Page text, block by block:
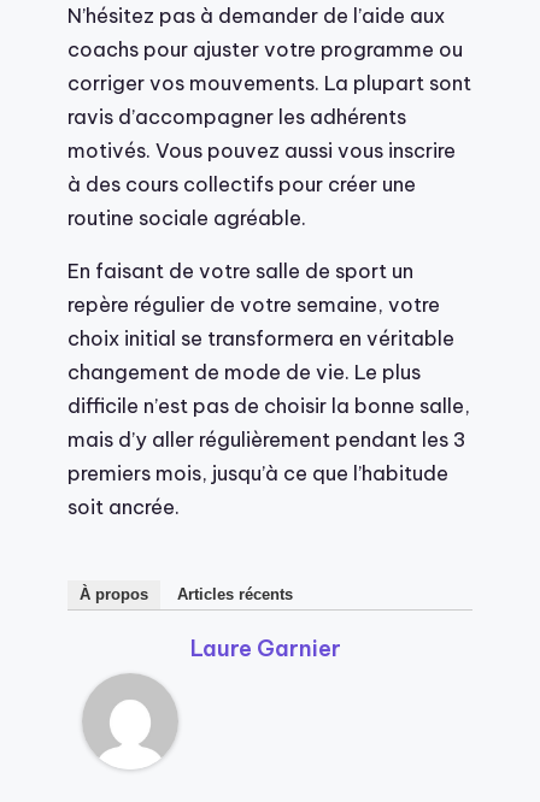
N’hésitez pas à demander de l’aide aux
coachs pour ajuster votre programme ou
corriger vos mouvements. La plupart sont
ravis d’accompagner les adhérents
motivés. Vous pouvez aussi vous inscrire
à des cours collectifs pour créer une
routine sociale agréable.
En faisant de votre salle de sport un
repère régulier de votre semaine, votre
choix initial se transformera en véritable
changement de mode de vie. Le plus
difficile n’est pas de choisir la bonne salle,
mais d’y aller régulièrement pendant les 3
premiers mois, jusqu’à ce que l’habitude
soit ancrée.
À propos Articles récents
Laure Garnier